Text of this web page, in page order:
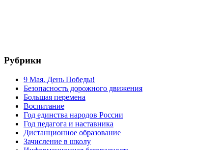
Рубрики
9 Мая. День Победы!
Безопасность дорожного движения
Большая перемена
Воспитание
Год единства народов России
Год педагога и наставника
Дистанционное образование
Зачисление в школу